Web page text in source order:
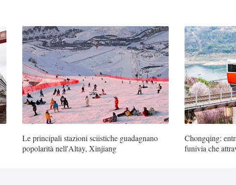
Le principali stazioni sciistiche guadagnano
popolarità nell'Altay, Xinjiang
Chongqing:
funivia che